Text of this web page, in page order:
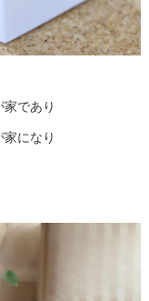
であり
になり